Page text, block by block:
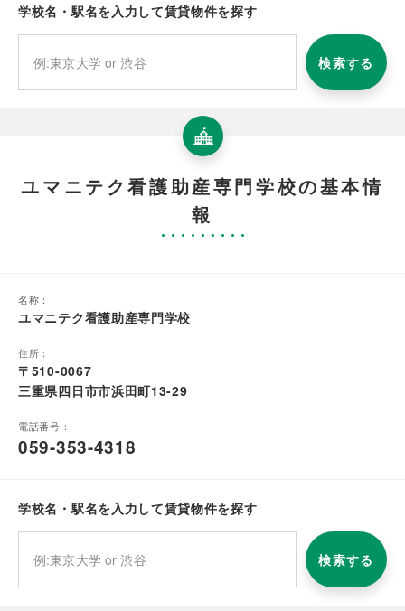
学校名・駅名を入力して賃貸物件を探す
検索する
ユマニテク看護助産専門学校の基本情
報
名称：
ユマニテク看護助産専門学校
住所：
〒510-0067
三重県四日市市浜田町13-29
電話番号：
059-353-4318
学校名・駅名を入力して賃貸物件を探す
検索する